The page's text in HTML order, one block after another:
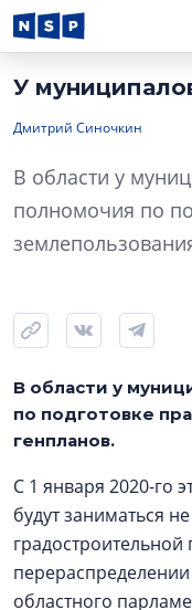
У
Дмитрий Синочкин
В области у
полномочия по
В области у
по подготовке
генпланов.
С 1 января 2020-го
будут заниматься
градостроительной
областного